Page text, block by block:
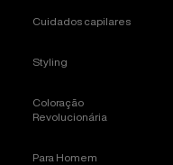
Cuidados capilares
Styling
Coloração
Revolucionária
Para Homem